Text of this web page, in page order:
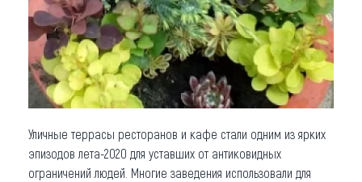
Другие рубрики
Уличные террасы ресторанов и кафе стали одним из ярких
эпизодов лета-2020 для уставших от антиковидных
ограничений людей. Многие заведения использовали для